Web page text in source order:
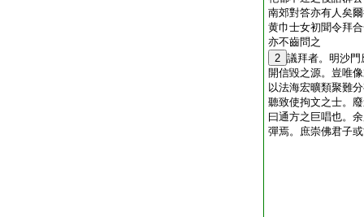
南郊對答亦有人矣
黄巾士女初聞令拜
亦不齒問之
2 議拜者。明沙
開信毀之源。豈唯
以法海宏曠類聚難
聽致使拘文之士。
曰通方之巨唱也。
彈焉。庶崇佛君子